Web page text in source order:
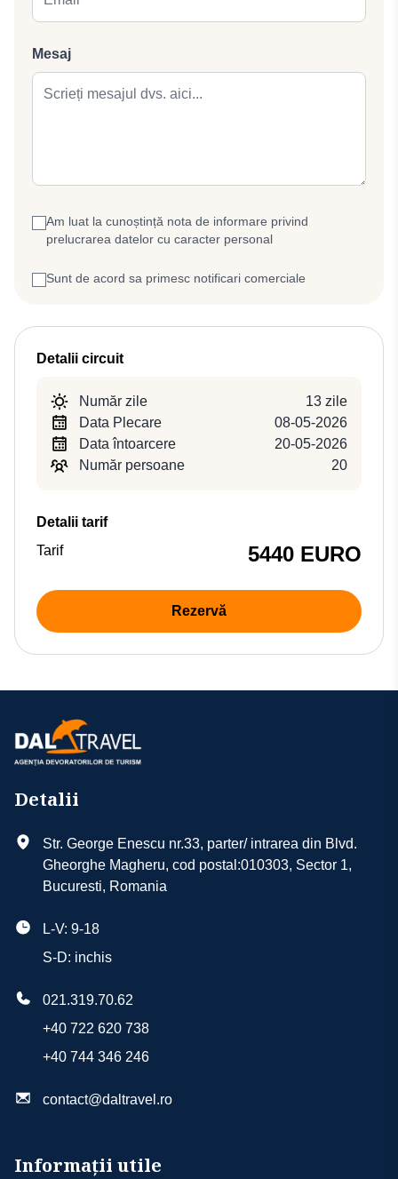
Mesaj
Am luat la cunoștință nota de informare privind
prelucrarea datelor cu caracter personal
Sunt de acord sa primesc notificari comerciale
Detalii circuit
Număr zile
13 zile
Data Plecare
08-05-2026
Data întoarcere
20-05-2026
Număr persoane
20
Detalii tarif
Tarif
5440 EURO
Rezervă
Detalii
Str. George Enescu nr.33, parter/ intrarea din Blvd.
Gheorghe Magheru, cod postal:010303, Sector 1,
Bucuresti, Romania
L-V: 9-18
S-D: inchis
021.319.70.62
+40 722 620 738
+40 744 346 246
contact@daltravel.ro
Informații utile